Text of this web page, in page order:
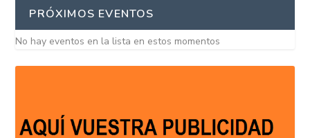
PRÓXIMOS EVENTOS
No hay eventos en la lista en estos momentos